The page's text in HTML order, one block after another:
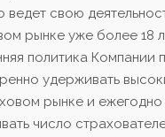
ведет свою
рынке уже более 18
политика Компании
удерживать
рынке и ежегодно
число